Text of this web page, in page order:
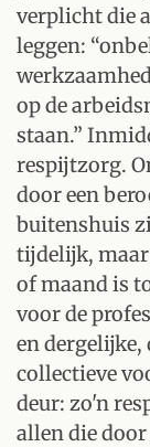
verplicht die
leggen:
op de
staan.”
respijtzorg.
door een
buitenshuis
tijdelijk, maar
of maand is
voor de
en
collectieve
deur: zo'n
allen die